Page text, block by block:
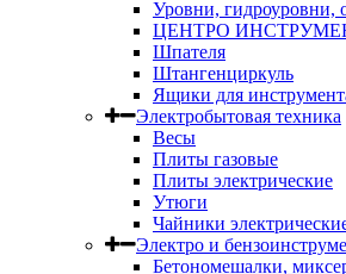
Уровни, гидроуровни,
ЦЕНТРО
Шпателя
Штангенциркуль
Ящики для
Электробытовая техника
Весы
Плиты газовые
Плиты электрические
Утюги
Чайники
Электро и
Бетономешалки,